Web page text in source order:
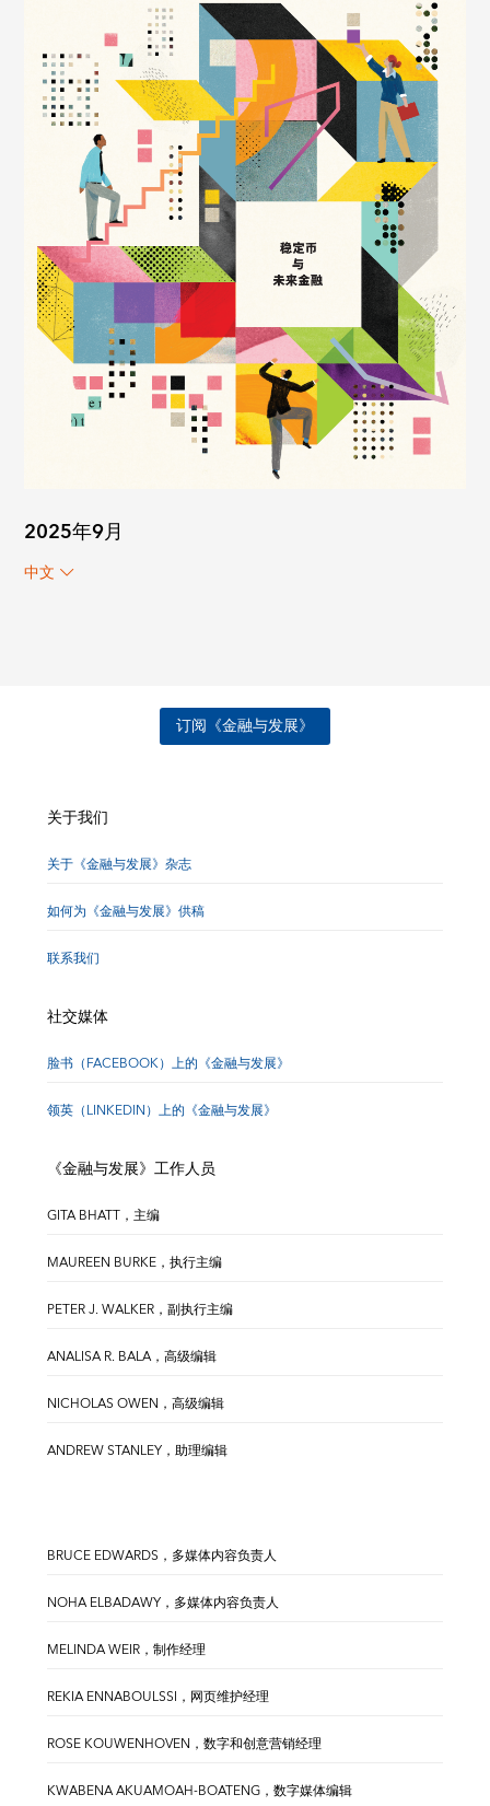
2025年9月
中文
订阅《金融与发展》
关于我们
关于《金融与发展》杂志
如何为《金融与发展》供稿
联系我们
社交媒体
脸书（FACEBOOK）上的《金融与发展》
领英（LINKEDIN）上的《金融与发展》
《金融与发展》工作人员
GITA BHATT，主编
MAUREEN BURKE，执行主编
PETER J. WALKER，副执行主编
ANALISA R. BALA，高级编辑
NICHOLAS OWEN，高级编辑
ANDREW STANLEY，助理编辑
BRUCE EDWARDS，多媒体内容负责人
NOHA ELBADAWY，多媒体内容负责人
MELINDA WEIR，制作经理
REKIA ENNABOULSSI，网页维护经理
ROSE KOUWENHOVEN，数字和创意营销经理
KWABENA AKUAMOAH-BOATENG，数字媒体编辑